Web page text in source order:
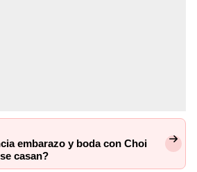
embarazo y boda con Choi
casan?